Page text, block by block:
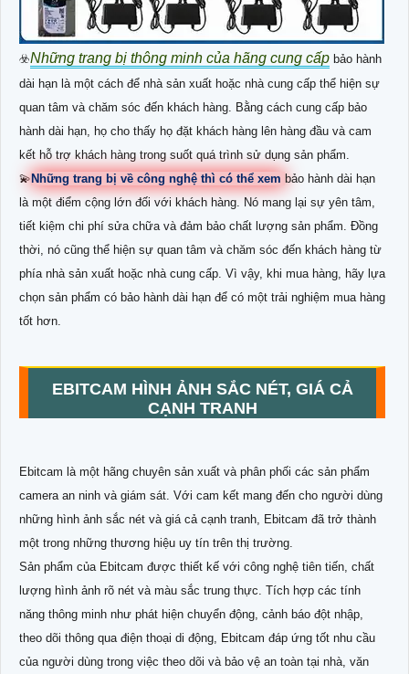
☣️Những trang bị thông minh của hãng cung cấp bảo hành
dài hạn là một cách để nhà sản xuất hoặc nhà cung cấp thể hiện sự
quan tâm và chăm sóc đến khách hàng. Bằng cách cung cấp bảo
hành dài hạn, họ cho thấy họ đặt khách hàng lên hàng đầu và cam
kết hỗ trợ khách hàng trong suốt quá trình sử dụng sản phẩm.
💫 Những trang bị về công nghệ thì có thể xem bảo hành dài hạn
là một điểm cộng lớn đối với khách hàng. Nó mang lại sự yên tâm,
tiết kiệm chi phí sửa chữa và đảm bảo chất lượng sản phẩm. Đồng
thời, nó cũng thể hiện sự quan tâm và chăm sóc đến khách hàng từ
phía nhà sản xuất hoặc nhà cung cấp. Vì vậy, khi mua hàng, hãy lựa
chọn sản phẩm có bảo hành dài hạn để có một trải nghiệm mua hàng
tốt hơn.
EBITCAM HÌNH ẢNH SẮC NÉT, GIÁ CẢ
CẠNH TRANH
Ebitcam là một hãng chuyên sản xuất và phân phối các sản phẩm
camera an ninh và giám sát. Với cam kết mang đến cho người dùng
những hình ảnh sắc nét và giá cả cạnh tranh, Ebitcam đã trở thành
một trong những thương hiệu uy tín trên thị trường.
Sản phẩm của Ebitcam được thiết kế với công nghệ tiên tiến, chất
lượng hình ảnh rõ nét và màu sắc trung thực. Tích hợp các tính
năng thông minh như phát hiện chuyển động, cảnh báo đột nhập,
theo dõi thông qua điện thoại di động, Ebitcam đáp ứng tốt nhu cầu
của người dùng trong việc theo dõi và bảo vệ an toàn tại nhà, văn